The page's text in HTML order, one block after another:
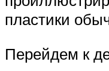
пластики
Перейдем к